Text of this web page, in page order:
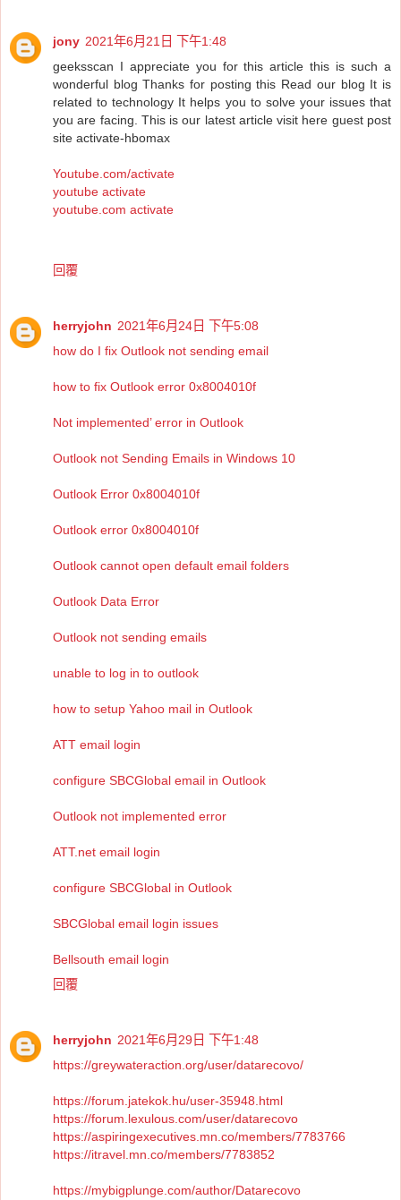
jony 2021年6月21日 下午1:48
geeksscan I appreciate you for this article this is such a
wonderful blog Thanks for posting this Read our blog It is
related to technology It helps you to solve your issues that
you are facing. This is our latest article visit here guest post
site activate-hbomax
Youtube.com/activate
youtube activate
youtube.com activate
回覆
herryjohn 2021年6月24日 下午5:08
how do I fix Outlook not sending email
how to fix Outlook error 0x8004010f
Not implemented’ error in Outlook
Outlook not Sending Emails in Windows 10
Outlook Error 0x8004010f
Outlook error 0x8004010f
Outlook cannot open default email folders
Outlook Data Error
Outlook not sending emails
unable to log in to outlook
how to setup Yahoo mail in Outlook
ATT email login
configure SBCGlobal email in Outlook
Outlook not implemented error
ATT.net email login
configure SBCGlobal in Outlook
SBCGlobal email login issues
Bellsouth email login
回覆
herryjohn 2021年6月29日 下午1:48
https://greywateraction.org/user/datarecovo/
https://forum.jatekok.hu/user-35948.html
https://forum.lexulous.com/user/datarecovo
https://aspiringexecutives.mn.co/members/7783766
https://itravel.mn.co/members/7783852
https://mybigplunge.com/author/Datarecovo